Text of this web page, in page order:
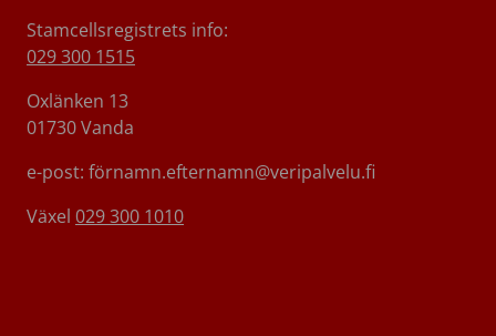
Stamcellsregistrets info:
029 300 1515
Oxlänken 13
01730 Vanda
e-post: förnamn.efternamn@veripalvelu.fi
Växel 029 300 1010